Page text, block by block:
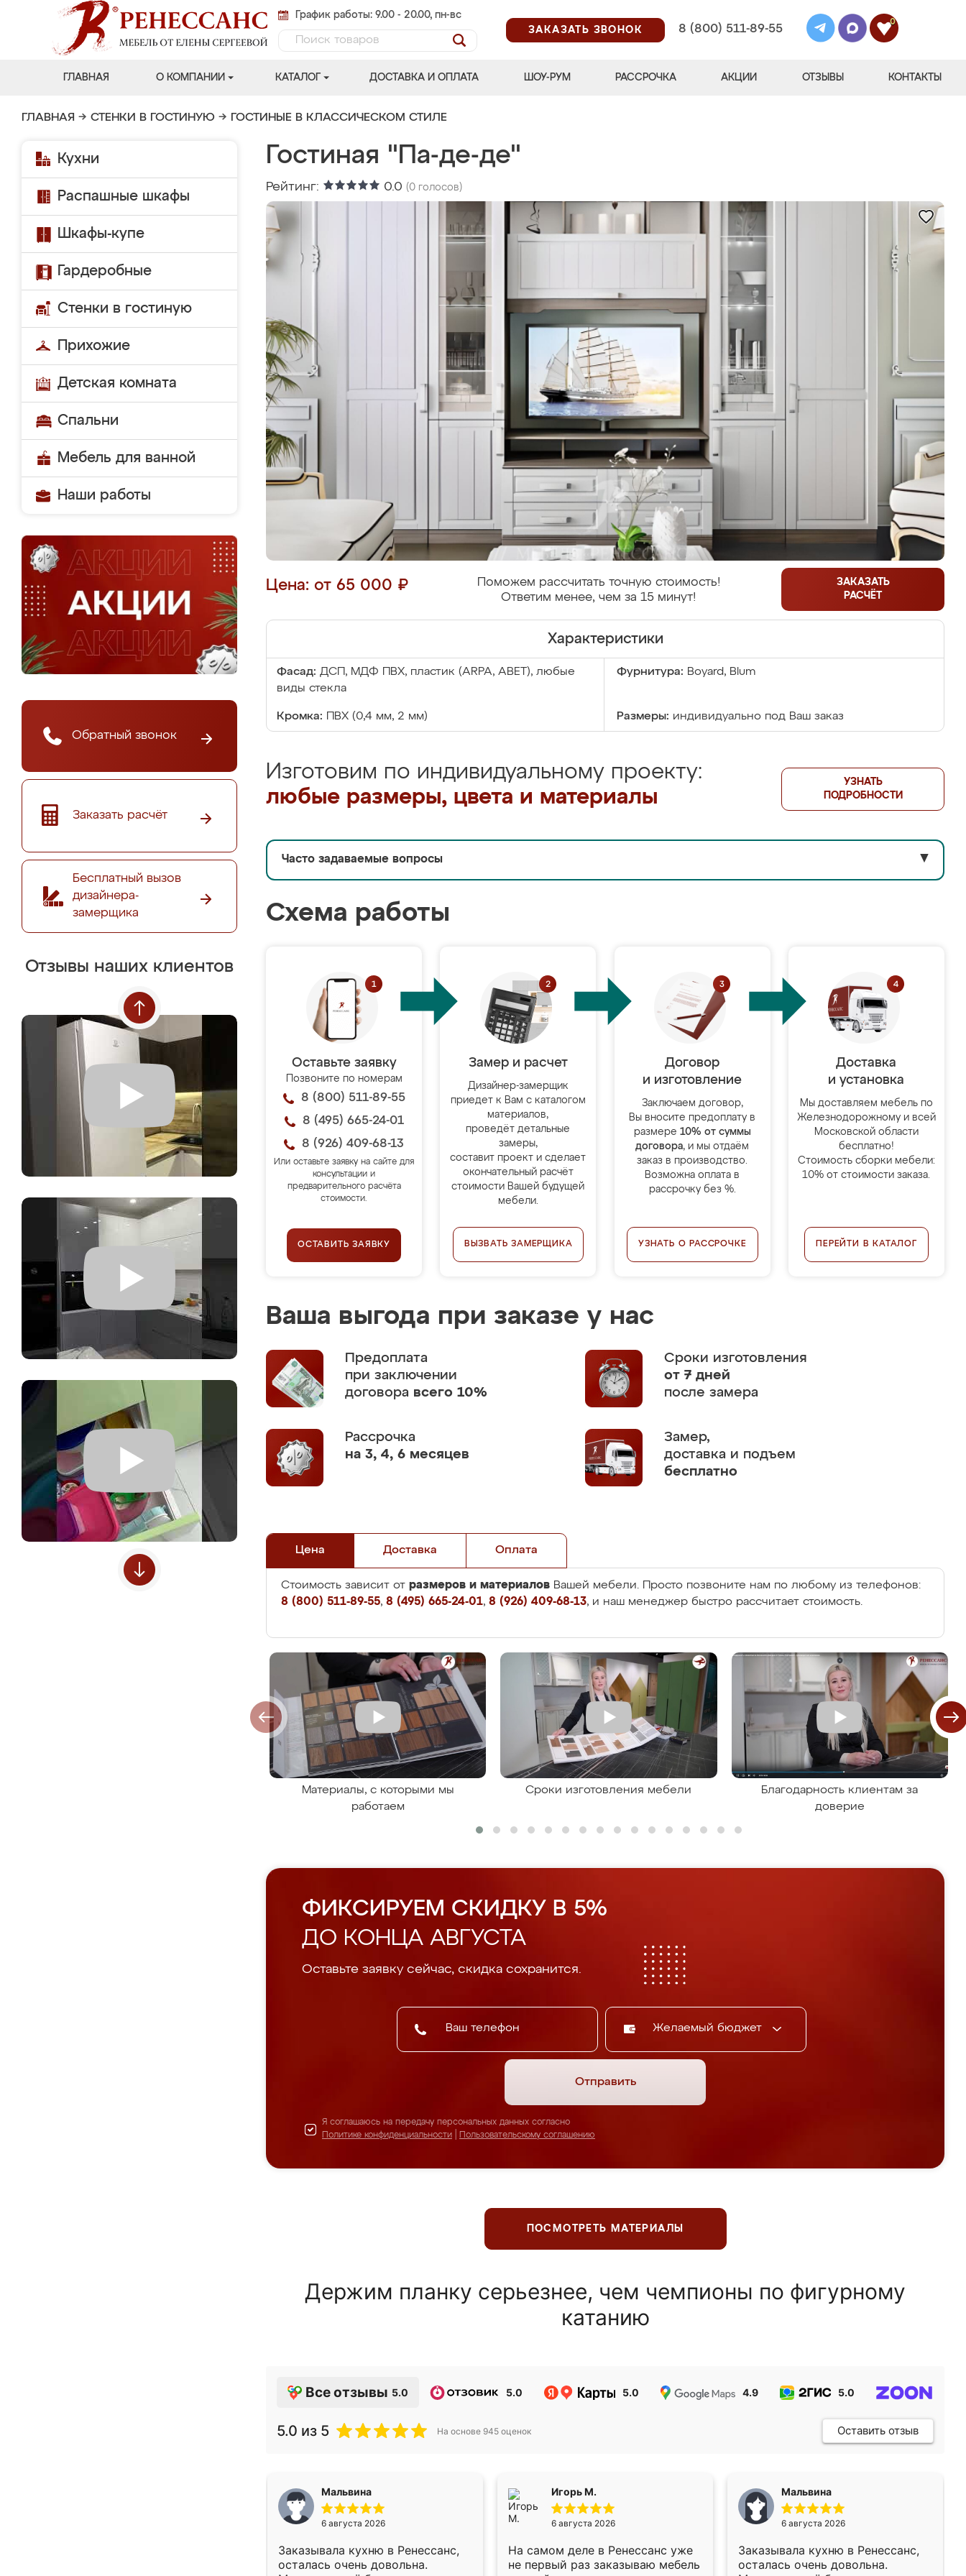
График работы: 9.00 - 20.00, пн-вс
ЗАКАЗАТЬ ЗВОНОК
8 (800) 511-89-55
0
ГЛАВНАЯ О КОМПАНИИ КАТАЛОГ ДОСТАВКА И ОПЛАТА ШОУ-РУМ РАССРОЧКА АКЦИИ ОТЗЫВЫ КОНТАКТЫ
ГЛАВНАЯ → СТЕНКИ В ГОСТИНУЮ → ГОСТИНЫЕ В КЛАССИЧЕСКОМ СТИЛЕ
Кухни
Распашные шкафы
Шкафы-купе
Гардеробные
Стенки в гостиную
Прихожие
Детская комната
Спальни
Мебель для ванной
Наши работы
Обратный звонок
Заказать расчёт
Бесплатный вызов
дизайнера-
замерщика
Отзывы наших клиентов
Гостиная "Па-де-де"
Рейтинг: 0.0 (0 голосов)
Цена: от 65 000 ₽
Поможем рассчитать точную стоимость!
Ответим менее, чем за 15 минут!
ЗАКАЗАТЬ
РАСЧЁТ
Характеристики
Фасад: ДСП, МДФ ПВХ, пластик (ARPA, ABET), любые
виды стекла
Фурнитура: Boyard, Blum
Кромка: ПВХ (0,4 мм, 2 мм) Размеры: индивидуально под Ваш заказ
Изготовим по индивидуальному проекту:
любые размеры, цвета и материалы
УЗНАТЬ
ПОДРОБНОСТИ
Часто задаваемые вопросы ▼
Схема работы
Оставьте заявку
Позвоните по номерам
8 (800) 511-89-55
8 (495) 665-24-01
8 (926) 409-68-13
Или оставьте заявку на сайте для
консультации и
предварительного расчёта
стоимости.
ОСТАВИТЬ ЗАЯВКУ
Замер и расчет
Дизайнер-замерщик
приедет к Вам с каталогом
материалов,
проведёт детальные
замеры,
составит проект и сделает
окончательный расчёт
стоимости Вашей будущей
мебели.
ВЫЗВАТЬ ЗАМЕРЩИКА
Договор
и изготовление
Заключаем договор,
Вы вносите предоплату в
размере 10% от суммы
договора, и мы отдаём
заказ в производство.
Возможна оплата в
рассрочку без %.
УЗНАТЬ О РАССРОЧКЕ
Доставка
и установка
Мы доставляем мебель по
Железнодорожному и всей
Московской области
бесплатно!
Стоимость сборки мебели:
10% от стоимости заказа.
ПЕРЕЙТИ В КАТАЛОГ
Ваша выгода при заказе у нас
Предоплата
при заключении
договора всего 10%
Сроки изготовления
от 7 дней
после замера
Рассрочка
на 3, 4, 6 месяцев
Замер,
доставка и подъем
бесплатно
Цена Доставка Оплата
Стоимость зависит от размеров и материалов Вашей мебели. Просто позвоните нам по любому из телефонов:
8 (800) 511-89-55, 8 (495) 665-24-01, 8 (926) 409-68-13, и наш менеджер быстро рассчитает стоимость.
Материалы, с которыми мы
работаем
Сроки изготовления мебели
Благодарность клиентам за
доверие
ФИКСИРУЕМ СКИДКУ В 5%
ДО КОНЦА АВГУСТА
Оставьте заявку сейчас, скидка сохранится.
Желаемый бюджет
Отправить
Я соглашаюсь на передачу персональных данных согласно
Политике конфиденциальности
Пользовательскому соглашению
ПОСМОТРЕТЬ МАТЕРИАЛЫ
Держим планку серьезнее, чем чемпионы по фигурному
катанию
Все отзывы 5.0 5.0 5.0 4.9 5.0
5.0 из 5 На основе 945 оценок Оставить отзыв
Мальвина
6 августа 2026
Заказывала кухню в Ренессанс,
осталась очень довольна.
Игорь М.
6 августа 2026
На самом деле в Ренессанс уже
не первый раз заказываю мебель
Мальвина
6 августа 2026
Заказывала кухню в Ренессанс,
осталась очень довольна.